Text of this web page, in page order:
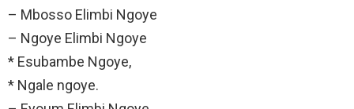
– Mbosso Elimbi Ngoye
– Ngoye Elimbi Ngoye
* Esubambe Ngoye,
* Ngale ngoye.